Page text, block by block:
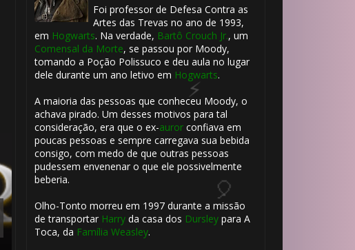
Foi professor de Defesa Contra as
Artes das Trevas no ano de 1993,
em Hogwarts. Na verdade, Bartô Crouch Jr., um
Comensal da Morte, se passou por Moody,
tomando a Poção Polissuco e deu aula no lugar
dele durante um ano letivo em Hogwarts.
A maioria das pessoas que conheceu Moody, o
achava pirado. Um desses motivos para tal
consideração, era que o ex-aurorconfiava em
poucas pessoas e sempre carregava sua bebida
consigo, com medo de que outras pessoas
pudessem envenenar o que ele possivelmente
beberia.
Olho-Tonto morreu em 1997 durante a missão
de transportar Harryda casa dos Dursleypara A
Toca, da Família Weasley.
1️⃣ 8️⃣
🎈